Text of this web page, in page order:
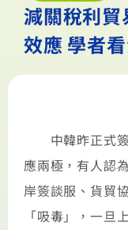
減關稅利
效應 學者
中韓昨正式簽
應兩極，有人認
岸簽談服、貨貿
「吸毒」，一旦